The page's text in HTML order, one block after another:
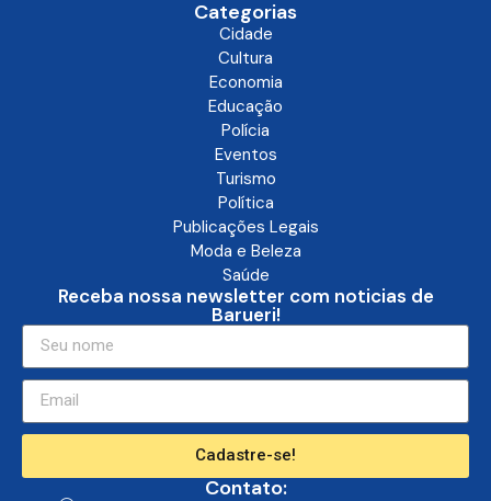
Categorias
Cidade
Cultura
Economia
Educação
Polícia
Eventos
Turismo
Política
Publicações Legais
Moda e Beleza
Saúde
Receba nossa newsletter com noticias de
Barueri!
Cadastre-se!
Contato: